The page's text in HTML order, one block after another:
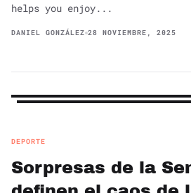
helps you enjoy...
DANIEL GONZÁLEZ 28 NOVIEMBRE, 2025
DEPORTE
Sorpresas de la